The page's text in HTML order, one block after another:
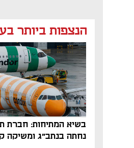
הנצפות ביותר
בשיא המתיחות: חברת
נחתה בנתב"ג ומשיקה